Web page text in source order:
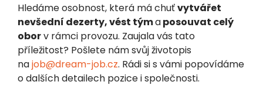
Hledáme osobnost, která má chuťvytvářet
nevšední dezerty, vést týmaposouvat celý
oborv rámci provozu. Zaujala vás tato
příležitost? Pošlete nám svůj životopis
najob@dream-job.cz. Rádi si s vámi popovídáme
o dalších detailech pozice i společnosti.